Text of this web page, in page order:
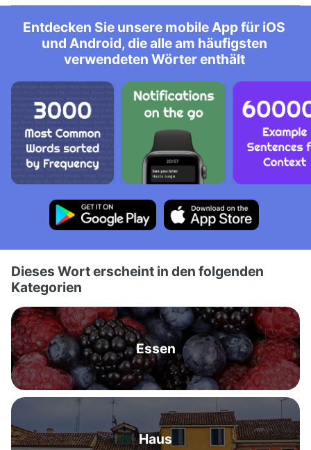
Entdecken Sie unsere mobile App für iOS
und Android, die alle am häufigsten
verwendeten Wörter enthält
Dieses Wort erscheint in den folgenden
Kategorien
Essen
Haus